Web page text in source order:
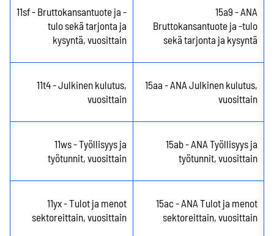
11sf - Bruttokansantuote ja -
tulo sekä tarjonta ja
kysyntä, vuosittain
15a9 - ANA
Bruttokansantuote ja -tulo
sekä tarjonta ja kysyntä
11t4 - Julkinen kulutus,
vuosittain
15aa - ANA Julkinen kulutus,
vuosittain
11ws - Työllisyys ja
työtunnit, vuosittain
15ab - ANA Työllisyys ja
työtunnit, vuosittain
11yx - Tulot ja menot
sektoreittain, vuosittain
15ac - ANA Tulot ja menot
sektoreittain, vuosittain